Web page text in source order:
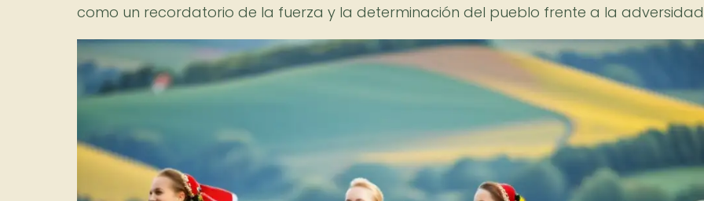
como un recordatorio de la fuerza y la determinación del pueblo frente a la